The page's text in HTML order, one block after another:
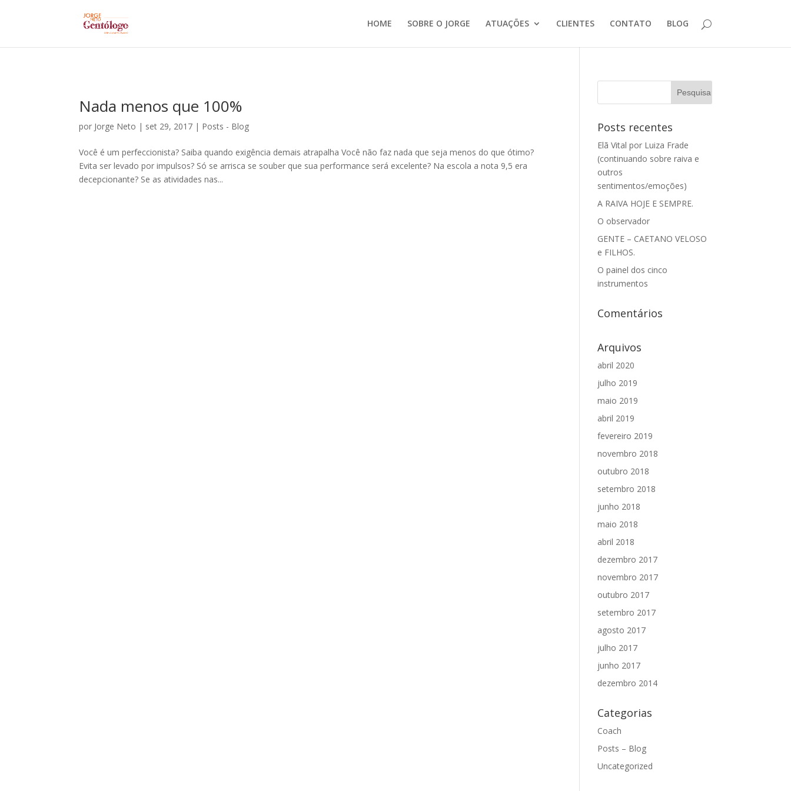
HOME SOBRE O JORGE ATUAÇÕES CLIENTES CONTATO BLOG
Nada menos que 100%
por Jorge Neto | set 29, 2017 | Posts - Blog
Você é um perfeccionista? Saiba quando exigência demais atrapalha Você não faz nada que seja menos do que ótimo?
Evita ser levado por impulsos? Só se arrisca se souber que sua performance será excelente? Na escola a nota 9,5 era
decepcionante? Se as atividades nas...
Posts recentes
Elã Vital por Luiza Frade
(continuando sobre raiva e
outros
sentimentos/emoções)
A RAIVA HOJE E SEMPRE.
O observador
GENTE – CAETANO VELOSO
e FILHOS.
O painel dos cinco
instrumentos
Comentários
Arquivos
abril 2020
julho 2019
maio 2019
abril 2019
fevereiro 2019
novembro 2018
outubro 2018
setembro 2018
junho 2018
maio 2018
abril 2018
dezembro 2017
novembro 2017
outubro 2017
setembro 2017
agosto 2017
julho 2017
junho 2017
dezembro 2014
Categorias
Coach
Posts – Blog
Uncategorized